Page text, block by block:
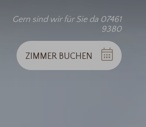
Gern sind wir für Sie da 07461
9380
ZIMMER BUCHEN